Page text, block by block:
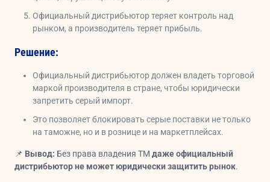
Официальный дистрибьютор теряет контроль над
рынком, а производитель теряет прибыль.
Решение:
Официальный дистрибьютор должен владеть торговой
маркой производителя в стране, чтобы юридически
запретить серый импорт.
Это позволяет блокировать серые поставки не только
на таможне, но и в рознице и на маркетплейсах.
📌 Вывод: Без права владения ТМдаже официальный
дистрибьютор не может юридически защитить рынок.